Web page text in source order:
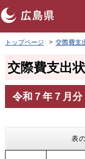
ペ
ー
頭
す
トップページ 交際費支
交際費支出
文
令和７年７月分
表